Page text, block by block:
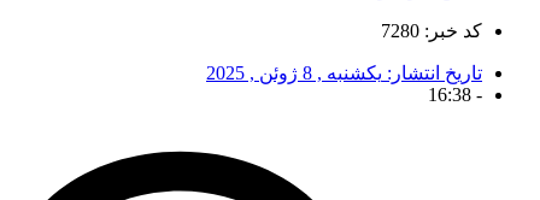
کد خبر: 7280
تاریخ انتشار: یکشنبه , 8 ژوئن , 2025
-
16:38